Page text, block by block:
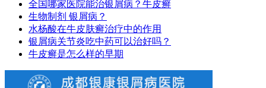
全国哪家医院能治银屑病？牛皮癣
生物制剂 银屑病？
水杨酸在牛皮肤癣治疗中的作用
银屑病关节炎吃中药可以治好吗？
牛皮癣是怎么样的早期